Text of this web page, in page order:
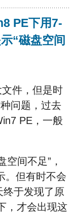
PE下用7-
“磁盘空间
件，但是时
问题，过去
PE，一般
空间不足”，
。但有时不会
于发现了原
，才会出现这